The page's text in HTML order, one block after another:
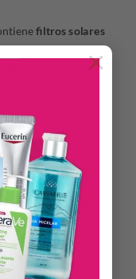
×
filtros solares
rayos UVB/UVA.
prevenir